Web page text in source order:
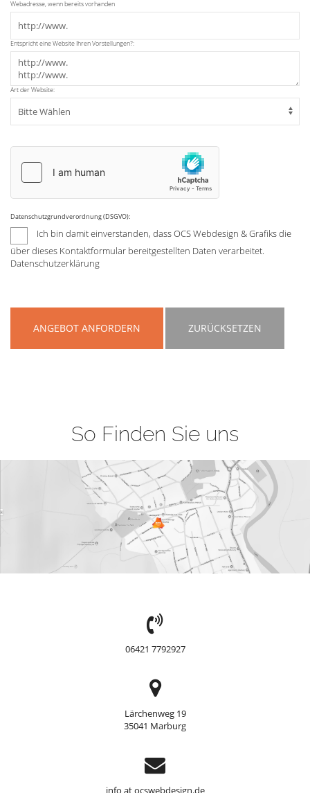
Webadresse, wenn bereits vorhanden
Entspricht eine Website Ihren Vorstellungen?:
Art der Website:
Datenschutzgrundverordnung (DSGVO):
Ich bin damit einverstanden, dass OCS Webdesign & Grafiks die
über dieses Kontaktformular bereitgestellten Daten verarbeitet.
Datenschutzerklärung
ANGEBOT ANFORDERN ZURÜCKSETZEN
So Finden Sie uns
TEL:
06421 7792927
Adresse
Lärchenweg 19
35041 Marburg
Support
info at ocswebdesign.de